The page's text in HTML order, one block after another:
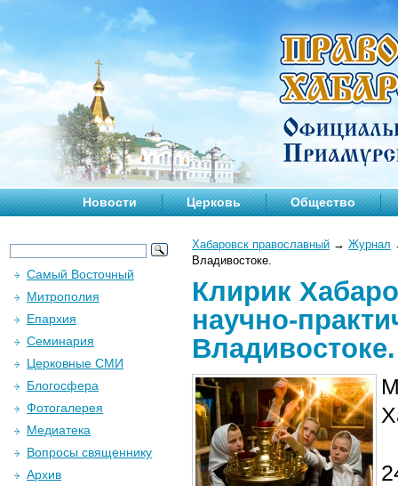
Новости Церковь Общество
Хабаровск православный → Журнал
Владивостоке.
Клирик
научно-
Владивостоке.
Самый Восточный
Митрополия
Епархия
Семинария
Церковные СМИ
Блогосфера
Фотогалерея
Медиатека
Вопросы священнику
Архив